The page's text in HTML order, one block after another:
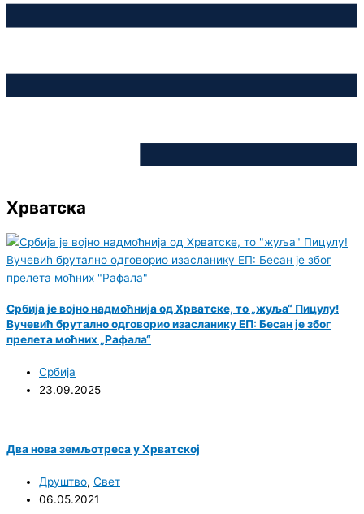
Хрватска
Србија је војно надмоћнија од Хрватске, то „жуља“ Пицулу!
Вучевић брутално одговорио изасланику ЕП: Бесан је због
прелета моћних „Рафала“
Србија
23.09.2025
Два нова земљотреса у Хрватској
Друштво, Свет
06.05.2021